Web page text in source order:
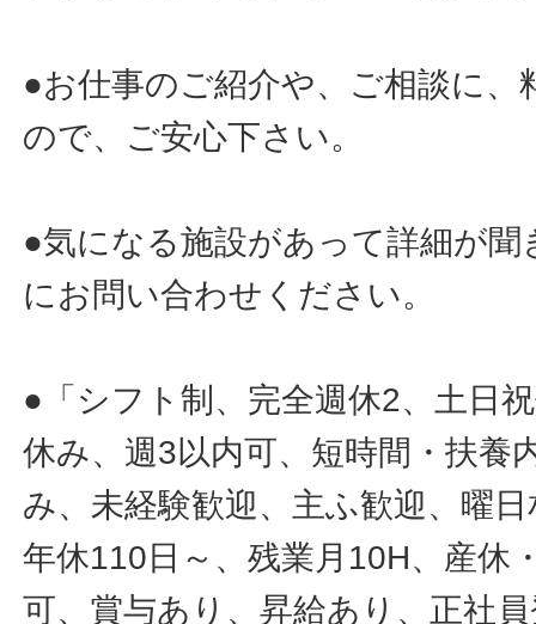
●お仕事のご紹介や、ご相談に
ので、ご安心下さい。
●気になる施設があって詳細が
にお問い合わせください。
●「シフト制、完全週休2、土日
休み、週3以内可、短時間・扶養
み、未経験歓迎、主ふ歓迎、曜
年休110日～、残業月10H、産休
可、賞与あり、昇給あり、正社